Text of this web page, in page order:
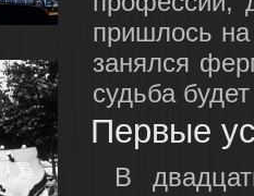
пришлось
занялся
судьба
Первые
В